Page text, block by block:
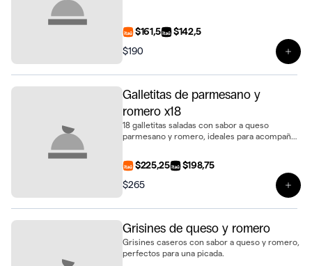
$161,5
$142,5
$190
Ver
Galletitas de parmesano y
romero x18
18 galletitas saladas con sabor a queso
parmesano y romero, ideales para acompañar
$225,25
$198,75
$265
Grisines de queso y romero
Grisines caseros con sabor a queso y romero,
perfectos para una picada.